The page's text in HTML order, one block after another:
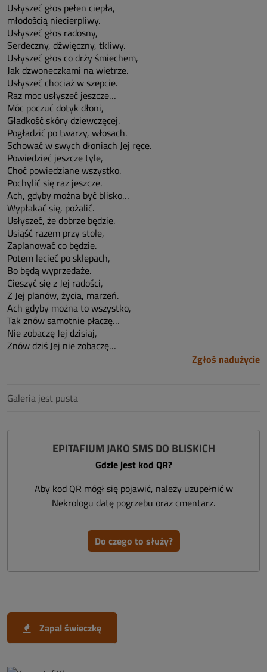
Usłyszeć głos pełen ciepła,
młodością niecierpliwy.
Usłyszeć głos radosny,
Serdeczny, dźwięczny, tkliwy.
Usłyszeć głos co drży śmiechem,
Jak dzwoneczkami na wietrze.
Usłyszeć chociaż w szepcie.
Raz moc usłyszeć jeszcze…
Móc poczuć dotyk dłoni,
Gładkość skóry dziewczęcej.
Pogładzić po twarzy, włosach.
Schować w swych dłoniach Jej ręce.
Powiedzieć jeszcze tyle,
Choć powiedziane wszystko.
Pochylić się raz jeszcze.
Ach, gdyby można być blisko…
Wypłakać się, pożalić.
Usłyszeć, że dobrze będzie.
Usiąść razem przy stole,
Zaplanować co będzie.
Potem lecieć po sklepach,
Bo będą wyprzedaże.
Cieszyć się z Jej radości,
Z Jej planów, życia, marzeń.
Ach gdyby można to wszystko,
Tak znów samotnie płaczę…
Nie zobaczę Jej dzisiaj,
Znów dziś Jej nie zobaczę…
Zgłoś nadużycie
Galeria jest pusta
EPITAFIUM JAKO SMS DO BLISKICH
Gdzie jest kod QR?
Aby kod QR mógł się pojawić, należy uzupełnić w
Nekrologu datę pogrzebu oraz cmentarz.
Do czego to służy?
Zapal świeczkę